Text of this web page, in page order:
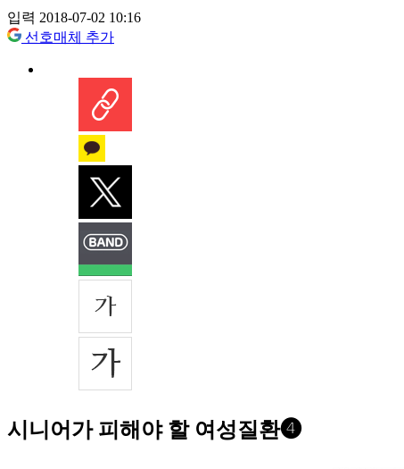
입력 2018-07-02 10:16
선호매체 추가
시니어가 피해야 할 여성질환❹